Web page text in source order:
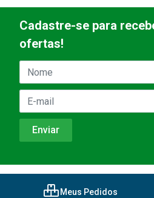
Cadastre-se para
ofertas!
Meus Pedidos